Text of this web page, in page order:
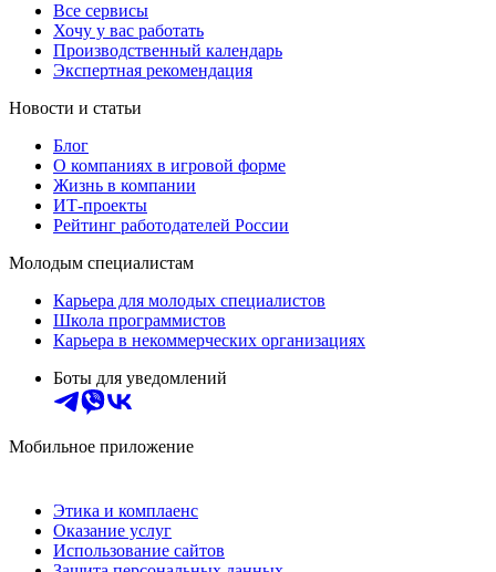
Все сервисы
Хочу у вас работать
Производственный календарь
Экспертная рекомендация
Новости и статьи
Блог
О компаниях в игровой форме
Жизнь в компании
ИТ-проекты
Рейтинг работодателей России
Молодым специалистам
Карьера для молодых специалистов
Школа программистов
Карьера в некоммерческих организациях
Боты для уведомлений
Мобильное приложение
Этика и комплаенс
Оказание услуг
Использование сайтов